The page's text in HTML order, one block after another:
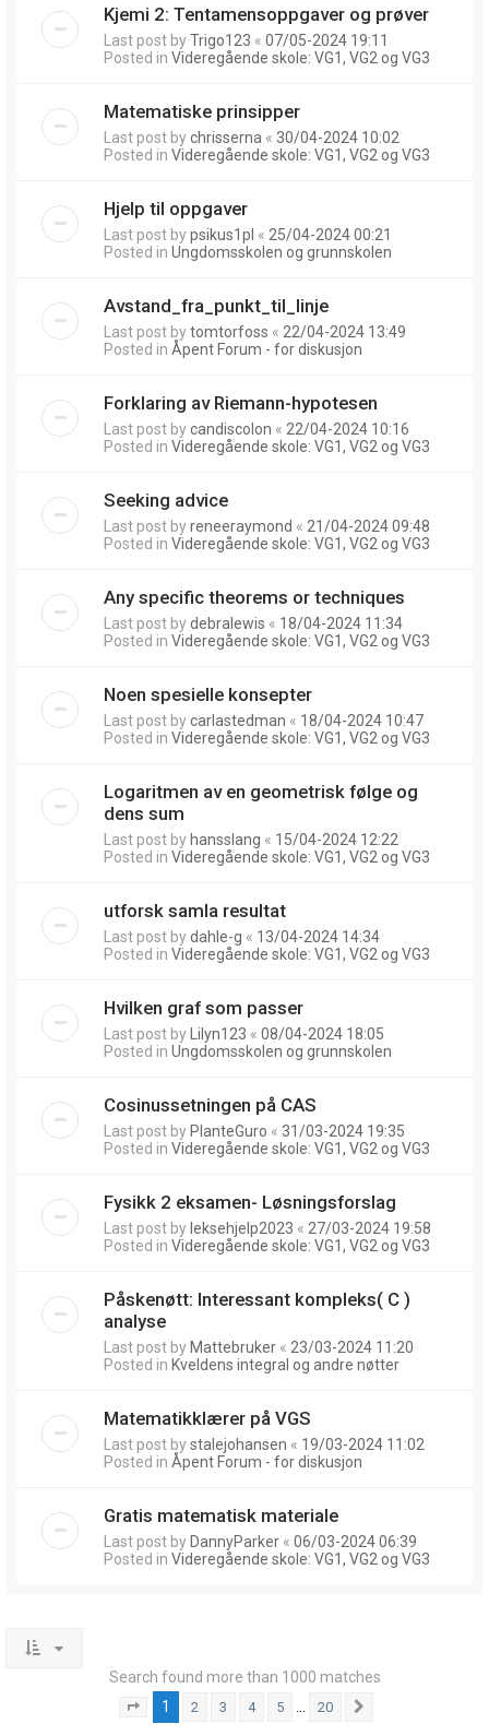
Kjemi 2: Tentamensoppgaver og prøver
Last post byTrigo123 « 07/05-2024 19:11
Posted in Videregående skole: VG1, VG2 og VG3
Matematiske prinsipper
Last post bychrisserna « 30/04-2024 10:02
Posted in Videregående skole: VG1, VG2 og VG3
Hjelp til oppgaver
Last post bypsikus1pl « 25/04-2024 00:21
Posted in Ungdomsskolen og grunnskolen
Avstand_fra_punkt_til_linje
Last post bytomtorfoss « 22/04-2024 13:49
Posted in Åpent Forum - for diskusjon
Forklaring av Riemann-hypotesen
Last post bycandiscolon « 22/04-2024 10:16
Posted in Videregående skole: VG1, VG2 og VG3
Seeking advice
Last post byreneeraymond « 21/04-2024 09:48
Posted in Videregående skole: VG1, VG2 og VG3
Any specific theorems or techniques
Last post bydebralewis « 18/04-2024 11:34
Posted in Videregående skole: VG1, VG2 og VG3
Noen spesielle konsepter
Last post bycarlastedman « 18/04-2024 10:47
Posted in Videregående skole: VG1, VG2 og VG3
Logaritmen av en geometrisk følge og
dens sum
Last post by hansslang « 15/04-2024 12:22
Posted in Videregående skole: VG1, VG2 og VG3
utforsk samla resultat
Last post bydahle-g « 13/04-2024 14:34
Posted in Videregående skole: VG1, VG2 og VG3
Hvilken graf som passer
Last post by Lilyn123 « 08/04-2024 18:05
Posted in Ungdomsskolen og grunnskolen
Cosinussetningen på CAS
Last post by PlanteGuro « 31/03-2024 19:35
Posted in Videregående skole: VG1, VG2 og VG3
Fysikk 2 eksamen- Løsningsforslag
Last post by leksehjelp2023 « 27/03-2024 19:58
Posted in Videregående skole: VG1, VG2 og VG3
Påskenøtt: Interessant kompleks( C )
analyse
Last post by Mattebruker « 23/03-2024 11:20
Posted in Kveldens integral og andre nøtter
Matematikklærer på VGS
Last post bystalejohansen « 19/03-2024 11:02
Posted in Åpent Forum - for diskusjon
Gratis matematisk materiale
Last post by DannyParker « 06/03-2024 06:39
Posted in Videregående skole: VG1, VG2 og VG3
Search found more than 1000 matches
Page of 20
1 2 3 4 5 20